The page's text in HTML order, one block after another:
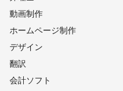
動画制作
ホームページ制作
デザイン
翻訳
会計ソフト